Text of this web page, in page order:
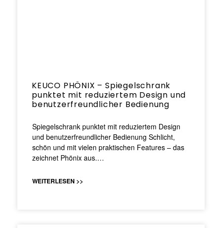
KEUCO PHÖNIX – Spiegelschrank
punktet mit reduziertem Design und
benutzerfreundlicher Bedienung
Spiegelschrank punktet mit reduziertem Design
und benutzerfreundlicher Bedienung Schlicht,
schön und mit vielen praktischen Features – das
zeichnet Phönix aus.…
WEITERLESEN >>